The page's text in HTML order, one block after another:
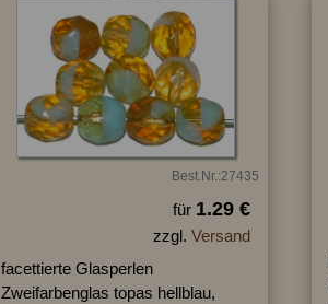
Best.Nr.:27435
für 1.29 €
zzgl. Versand
facettierte Glasperlen
Zweifarbenglas topas hellblau,